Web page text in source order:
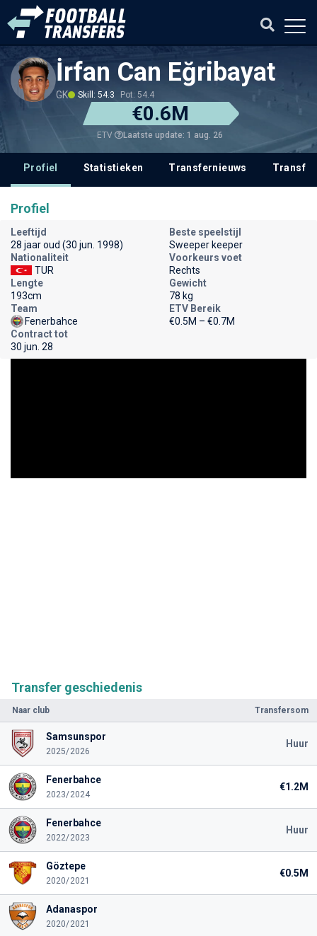
İrfan Can Eğribayat
GK Skill: 54.3 Pot: 54.4
€0.6M
ETV Laatste update: 1 aug. 26
Profiel Statistieken Transfernieuws
Transfer geschiedenis
Naar club Transfersom
Samsunspor
2025/2026
Huur
Fenerbahce
2023/2024
€1.2M
Fenerbahce
2022/2023
Huur
Göztepe
2020/2021
€0.5M
Adanaspor
2020/2021
Profiel
Leeftijd
28 jaar oud (30 jun. 1998)
Beste speelstijl
Sweeper keeper
Nationaliteit
TUR
Voorkeurs voet
Rechts
Lengte
193cm
Gewicht
78 kg
Team
Fenerbahce
ETV Bereik
€0.5M – €0.7M
Contract tot
30 jun. 28